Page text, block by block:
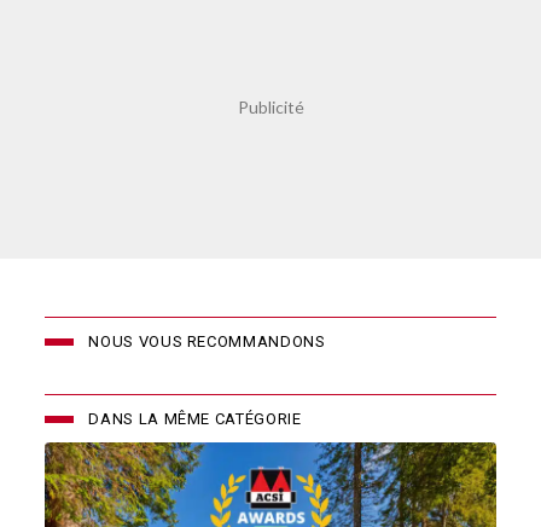
NOUS VOUS RECOMMANDONS
DANS LA MÊME CATÉGORIE